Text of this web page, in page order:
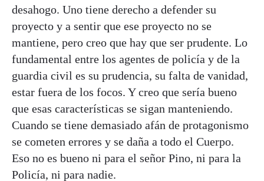
desahogo. Uno tiene derecho a defender su
proyecto y a sentir que ese proyecto no se
mantiene, pero creo que hay que ser prudente. Lo
fundamental entre los agentes de policía y de la
guardia civil es su prudencia, su falta de vanidad,
estar fuera de los focos. Y creo que sería bueno
que esas características se sigan manteniendo.
Cuando se tiene demasiado afán de protagonismo
se cometen errores y se daña a todo el Cuerpo.
Eso no es bueno ni para el señor Pino, ni para la
Policía, ni para nadie.